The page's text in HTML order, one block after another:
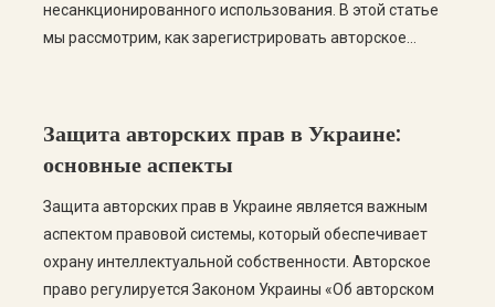
несанкционированного использования. В этой статье
мы рассмотрим, как зарегистрировать авторское
совокупность прав, которые предоставляются
создателю оригинального произведения. […]
Защита авторских прав в Украине:
основные аспекты
Защита авторских прав в Украине является важным
аспектом правовой системы, который обеспечивает
охрану интеллектуальной собственности. Авторское
право регулируется Законом Украины «Об авторском